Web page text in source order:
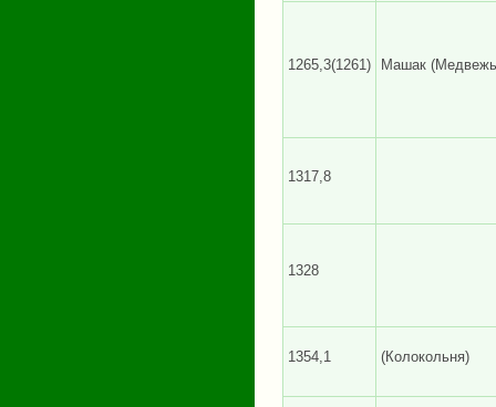
1265,3(1261) Машак
1317,8
1328
1354,1 (Колокольня)